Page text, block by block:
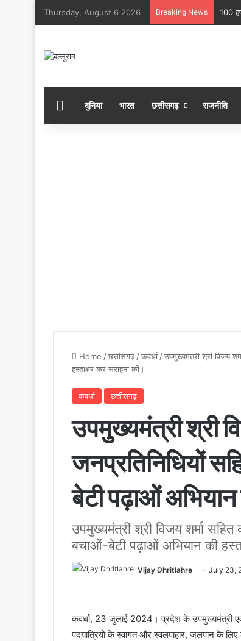
Thursday, August 6 2026 Breaking News 100
दुनिया भारत छत्तीसगढ़ राजनीति
Home /छत्तीसगढ़ /कवर्धा /उपमुख्यमंत्री श्री विजय
हस्ताक्षर कर सराहना की।
कवर्धा छत्तीसगढ़
उपमुख्यमंत्री श्री
जनप्रतिनिधियों
बेटी पढ़ाओं अभियान
उपमुख्यमंत्री श्री विजय शर्मा
बचाओं-बेटी पढ़ाओं अभियान की
Vijay Dhritlahre July 23,
कवर्धा, 23 जुलाई 2024। प्रदेश के उपमुख्यमंत्री एवं
पदयात्रियों के स्वागत और स्वलपाहार, जलपान के